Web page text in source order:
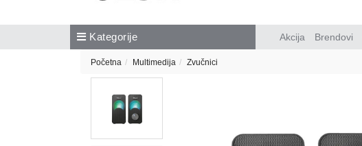
Kategorije Akcija Brendovi
Početna Multimedija Zvučnici